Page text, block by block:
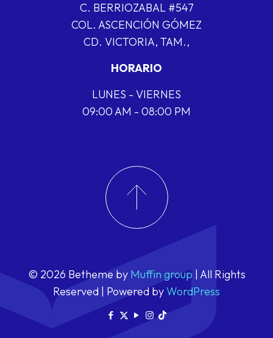
C. BERRIOZABAL #547
COL. ASCENCIÓN GÓMEZ
CD. VICTORIA, TAM.,
HORARIO
LUNES - VIERNES
09:00 AM - 08:00 PM
© 2026 Betheme by Muffin group | All Rights
Reserved | Powered byWordPress